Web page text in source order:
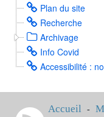
Plan du site
Recherche
Archivage
Info Covid
Accessibilité :
Accueil -